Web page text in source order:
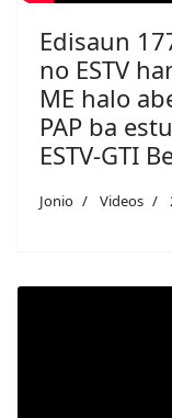
Edisaun
no ESTV
ME halo
PAP ba
ESTV-GTI
Jonio Videos